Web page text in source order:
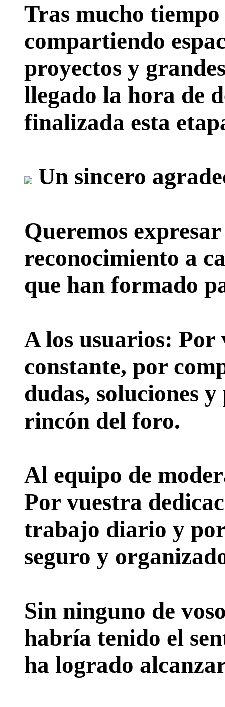
Tras mucho
compartiendo
proyectos y
llegado la hora de
finalizada esta
Un sincero
Queremos
reconocimiento a
que han formado
A los usuarios: Por
constante, por
dudas, soluciones
rincón del foro.
Al equipo de
Por vuestra
trabajo diario y por
seguro y
Sin ninguno de
habría tenido el
ha logrado